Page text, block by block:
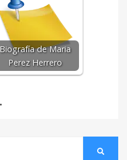
Biografía de Maria
Perez Herrero